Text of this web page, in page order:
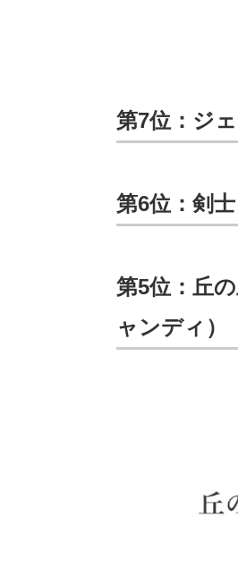
第7位：ジ
第6位：剣士
第5位：丘
ャンディ）